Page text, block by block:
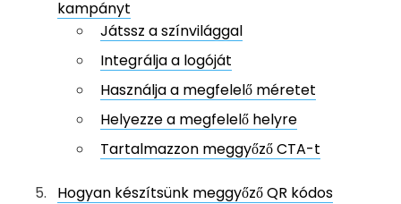
kampányt
Játssz a színvilággal
Integrálja a logóját
Használja a megfelelő méretet
Helyezze a megfelelő helyre
Tartalmazzon meggyőző CTA-t
Hogyan készítsünk meggyőző QR kódos